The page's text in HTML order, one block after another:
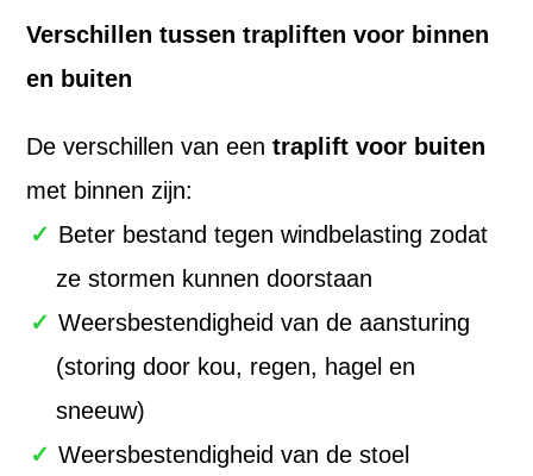
Verschillen tussen trapliften voor binnen
en buiten
De verschillen van eentraplift voor buiten
met binnen zijn:
Beter bestand tegen windbelasting zodat
ze stormen kunnen doorstaan
Weersbestendigheid van de aansturing
(storing door kou, regen, hagel en
sneeuw)
Weersbestendigheid van de stoel